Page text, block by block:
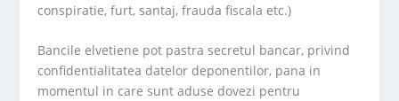
conspiratie, furt, santaj, frauda fiscala etc.)
Bancile elvetiene pot pastra secretul bancar, privind
confidentialitatea datelor deponentilor, pana in
momentul in care sunt aduse dovezi pentru